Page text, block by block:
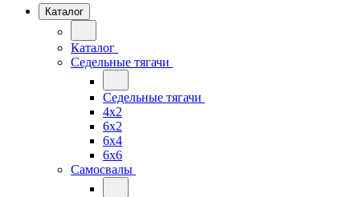
Каталог
Каталог
Седельные тягачи
Седельные тягачи
4x2
6x2
6x4
6x6
Самосвалы